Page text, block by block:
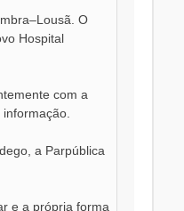
O
Hospital
com a
a Parpública
e a própria forma